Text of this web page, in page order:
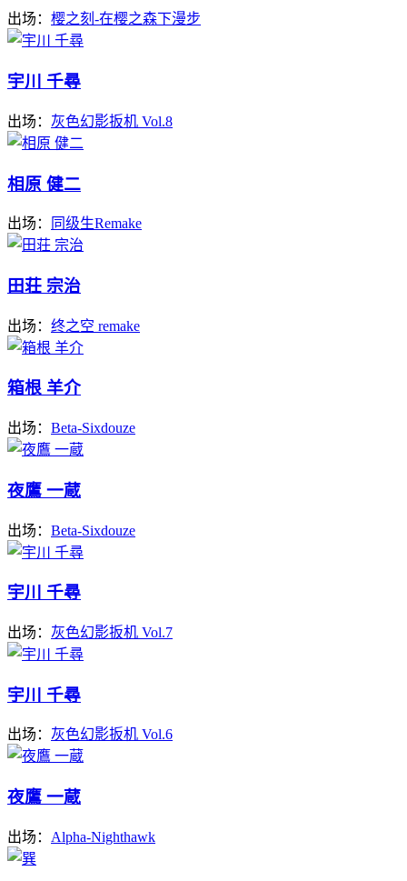
出场： 樱之刻-在樱之森下漫步
宇川 千尋
出场： 灰色幻影扳机 Vol.8
相原 健二
出场： 同级生Remake
田荘 宗治
出场： 终之空 remake
箱根 羊介
出场： Beta-Sixdouze
夜鷹 一蔵
出场： Beta-Sixdouze
宇川 千尋
出场： 灰色幻影扳机 Vol.7
宇川 千尋
出场： 灰色幻影扳机 Vol.6
夜鷹 一蔵
出场： Alpha-Nighthawk